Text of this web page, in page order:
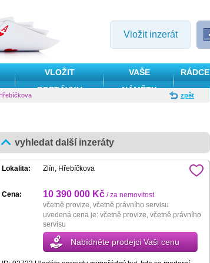
zpět
vyhledat další inzeráty
Lokalita: Zlín, Hřebíčkova
Cena: 10 390 000 Kč / za nemovitost
včetně provize, včetně právního servisu
uvedená cena je: včetně provize, včetně právního
servisu
Nabídněte prodejci Vaši cenu
Vložit inzerát
VLOŽIT
POPTÁVKU
VAŠE
NÁMĚTY
RÁDCE